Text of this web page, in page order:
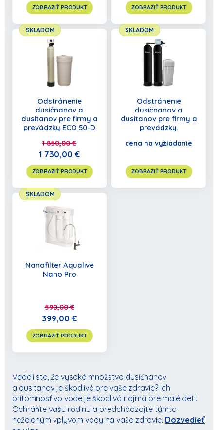
Vedeli ste, že vysoké množstvo dusičnanov
a dusitanov je škodlivé pre vaše zdravie? Ich
prítomnosť vo vode je škodlivá najmä pre malé deti.
Ochráňte vašu rodinu a predchádzajte týmto
neželaným vplyvom vody na vaše zdravie. Dozvedieť
ZOBRAZIŤ PRODUKT ZOBRAZIŤ PRODUKT
SKLADOM
Odstránenie
dusičnanov a
dusitanov pre firmy a
prevádzky ECO 50-D
1 850,00 €
1 730,00 €
ZOBRAZIŤ PRODUKT
SKLADOM
Odstránenie
dusičnanov a
dusitanov pre firmy a
prevádzky.
cena na vyžiadanie
ZOBRAZIŤ PRODUKT
SKLADOM
Nanofilter Aqualive
Nano Pro
590,00 €
399,00 €
ZOBRAZIŤ PRODUKT